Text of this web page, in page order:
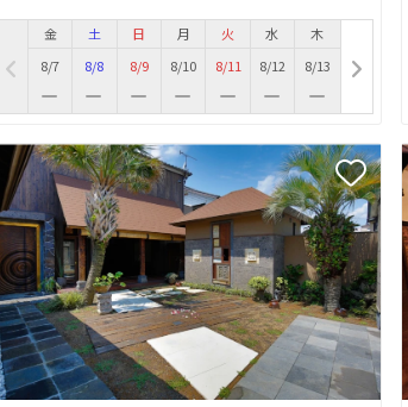
金
8/7
土
8/8
日
8/9
月
8/10
火
8/11
水
8/12
木
8/13